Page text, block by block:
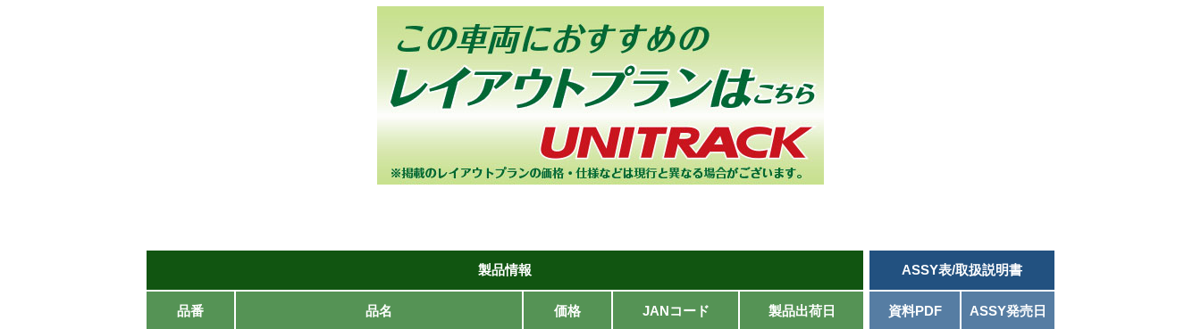
製品情報 ASSY表/取扱説明書
品番 品名 価格 JANコード 製品出荷日 資料PDF ASSY発売日